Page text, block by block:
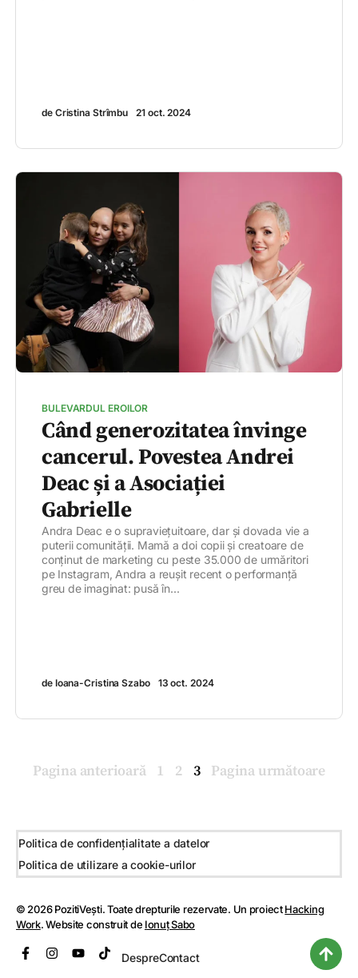
de Cristina Strîmbu 21 oct. 2024
BULEVARDUL EROILOR
Când generozitatea învinge
cancerul. Povestea Andrei
Deac și a Asociației
Gabrielle
Andra Deac e o supraviețuitoare, dar și dovada vie a
puterii comunității. Mamă a doi copii și creatoare de
conținut de marketing cu peste 35.000 de urmăritori
pe Instagram, Andra a reușit recent o performanță
greu de imaginat: pusă în...
de Ioana-Cristina Szabo 13 oct. 2024
Pagina anterioară 1 2 3 Pagina următoare
Politica de confidențialitate a datelor
Politica de utilizare a cookie-urilor
© 2026 PozitiVești. Toate drepturile rezervate. Un proiectHacking
Work. Website construit de Ionuț Sabo
DespreContact